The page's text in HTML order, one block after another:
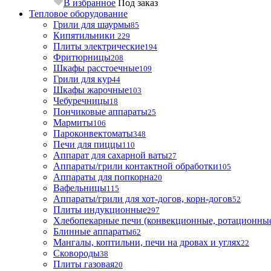
В избранное Под заказ
Тепловое оборудование
Грили для шаурмы85
Кипятильники 229
Плиты электрические194
Фритюрницы208
Шкафы расстоечные109
Грили для кур44
Шкафы жарочные103
Чебуречницы18
Пончиковые аппараты25
Мармиты106
Пароконвектоматы348
Печи для пиццы110
Аппарат для сахарной ваты27
Аппараты/грили контактной обработки105
Аппараты для попкорна20
Вафельницы115
Аппараты/грили для хот-догов, корн-догов52
Плиты индукционные297
Хлебопекарные печи (конвекционные,
Блинные аппараты62
Мангалы, коптильни, печи на дровах и углях22
Сковороды38
Плиты газовая20